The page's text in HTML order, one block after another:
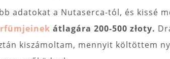
adatokat a Nutaserca-tól, és kissé
átlagára 200-500 złoty.
kiszámoltam, mennyit költöttem